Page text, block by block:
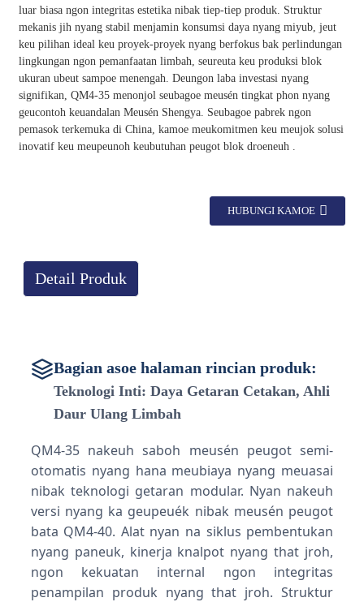
luar biasa ngon integritas estetika nibak tiep-tiep produk. Struktur
mekanis jih nyang stabil menjamin konsumsi daya nyang miyub, jeut
keu pilihan ideal keu proyek-proyek nyang berfokus bak perlindungan
lingkungan ngon pemanfaatan limbah, seureuta keu produksi blok
ukuran ubeut sampoe menengah. Deungon laba investasi nyang
signifikan, QM4-35 menonjol seubagoe meusén tingkat phon nyang
geucontoh keuandalan Meusén Shengya. Seubagoe pabrek ngon
pemasok terkemuka di China, kamoe meukomitmen keu meujok solusi
inovatif keu meupeunoh keubutuhan peugot blok droeneuh .
HUBUNGI KAMOE
Detail Produk
Bagian asoe halaman rincian produk:
Teknologi Inti: Daya Getaran Cetakan, Ahli
Daur Ulang Limbah
QM4-35 nakeuh saboh meusén peugot semi-
otomatis nyang hana meubiaya nyang meuasai
nibak teknologi getaran modular. Nyan nakeuh
versi nyang ka geupeuék nibak meusén peugot
bata QM4-40. Alat nyan na siklus pembentukan
nyang paneuk, kinerja knalpot nyang that jroh,
ngon kekuatan internal ngon integritas
penampilan produk nyang that jroh. Struktur